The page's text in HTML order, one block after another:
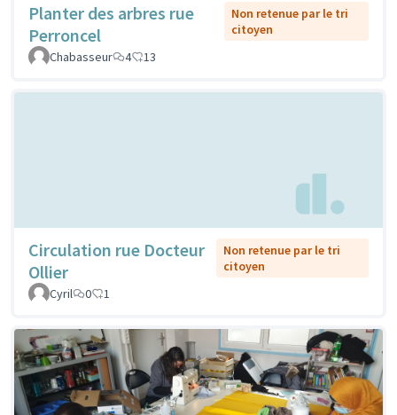
Planter des arbres rue
Perroncel
Non retenue par le tri
citoyen
Chabasseur
4 13
Circulation rue Docteur
Ollier
Non retenue par le tri
citoyen
Cyril
0 1